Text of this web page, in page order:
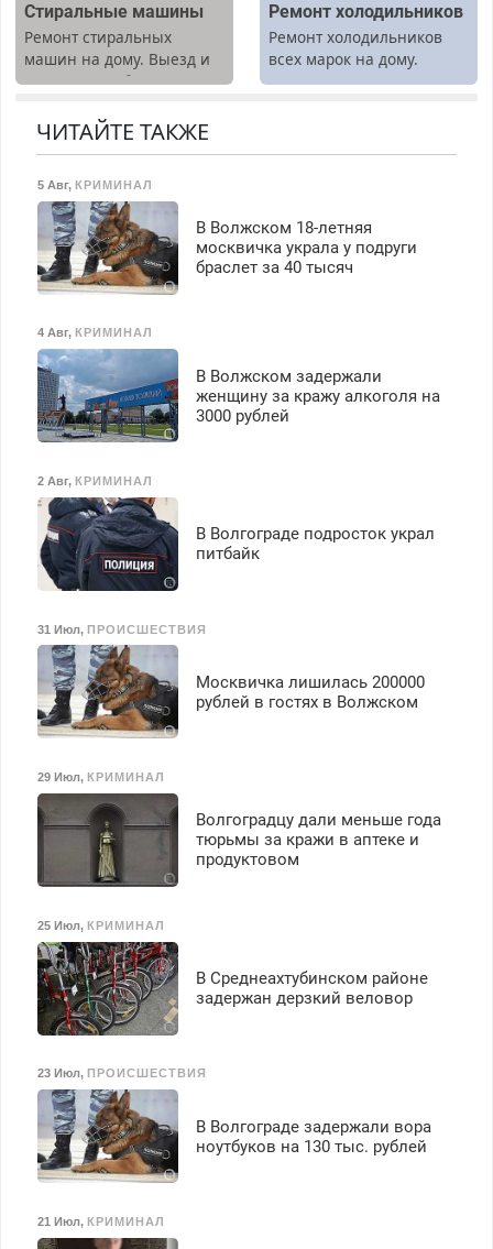
Стиральные машины
Ремонт стиральных
машин на дому. Выезд и
диагностика бесплатно.
Ремонт холодильников
Ремонт холодильников
всех марок на дому.
ЧИТАЙТЕ ТАКЖЕ
5 Авг, КРИМИНАЛ
В Волжском 18-летняя
москвичка украла у подруги
браслет за 40 тысяч
4 Авг, КРИМИНАЛ
В Волжском задержали
женщину за кражу алкоголя на
3000 рублей
2 Авг, КРИМИНАЛ
В Волгограде подросток украл
питбайк
31 Июл, ПРОИСШЕСТВИЯ
Москвичка лишилась 200000
рублей в гостях в Волжском
29 Июл, КРИМИНАЛ
Волгоградцу дали меньше года
тюрьмы за кражи в аптеке и
продуктовом
25 Июл, КРИМИНАЛ
В Среднеахтубинском районе
задержан дерзкий веловор
23 Июл, ПРОИСШЕСТВИЯ
В Волгограде задержали вора
ноутбуков на 130 тыс. рублей
21 Июл, КРИМИНАЛ